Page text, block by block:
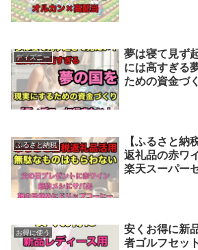
ディズニー
夢は寝て見ず
には高すぎる
ための資金づ
ふるさと納税
【ふるさと納
返礼品の赤ワ
楽天スーパー
お得に使う
安くお得に新
者ゴルフセッ